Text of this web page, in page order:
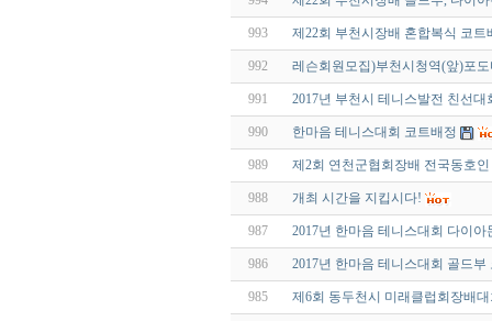
993 제22회 부천시장배 혼합복식 코트
992 레슨회원모집)부천시청역(앞)포
991 2017년 부천시 테니스발전 친선대
990 한마음 테니스대회 코트배정
989 제2회 연천군협회장배 전국동호
988 개최 시간을 지킵시다!
987 2017년 한마음 테니스대회 다이아
986 2017년 한마음 테니스대회 골드부
985 제6회 동두천시 미래클럽회장배